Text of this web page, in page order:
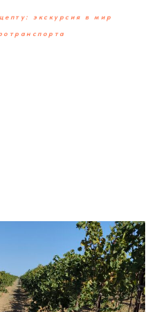
экскурсия в мир